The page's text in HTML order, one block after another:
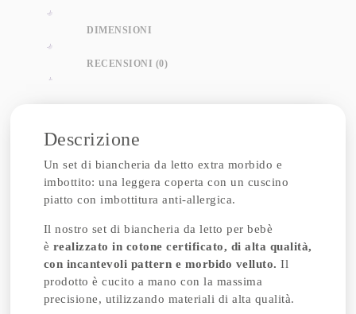
DIMENSIONI
RECENSIONI (0)
Descrizione
Un set di biancheria da letto extra morbido e
imbottito: una leggera coperta con un cuscino
piatto con imbottitura anti-allergica.
Il nostro set di biancheria da letto per bebè
è realizzato in cotone certificato, di alta qualità,
con incantevoli pattern e morbido velluto. Il
prodotto è cucito a mano con la massima
precisione, utilizzando materiali di alta qualità.